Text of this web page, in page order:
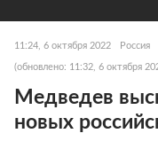
11:24, 6 октября 2022 Россия
(обновлено: 11:32, 6 октября
Медведев
новых